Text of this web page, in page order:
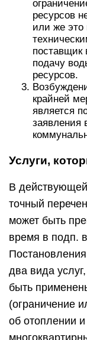
ресурсов
или же это
поставщик
подачу
ресурсов.
крайней
является
заявления
Услуги,
В действующей
точный
может быть
время в подп.
два вида
быть
(ограничение
об отоплении